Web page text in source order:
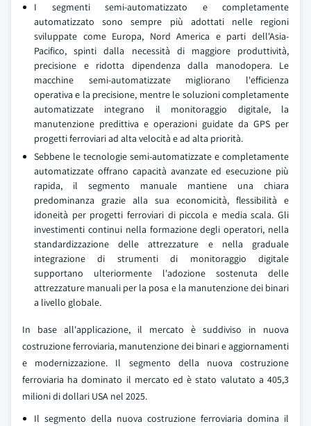
I segmenti semi-automatizzato e completamente
automatizzato sono sempre più adottati nelle regioni
sviluppate come Europa, Nord America e parti dell'Asia-
Pacifico, spinti dalla necessità di maggiore produttività,
precisione e ridotta dipendenza dalla manodopera. Le
macchine semi-automatizzate migliorano l'efficienza
operativa e la precisione, mentre le soluzioni completamente
automatizzate integrano il monitoraggio digitale, la
manutenzione predittiva e operazioni guidate da GPS per
progetti ferroviari ad alta velocità e ad alta priorità.
Sebbene le tecnologie semi-automatizzate e completamente
automatizzate offrano capacità avanzate ed esecuzione più
rapida, il segmento manuale mantiene una chiara
predominanza grazie alla sua economicità, flessibilità e
idoneità per progetti ferroviari di piccola e media scala. Gli
investimenti continui nella formazione degli operatori, nella
standardizzazione delle attrezzature e nella graduale
integrazione di strumenti di monitoraggio digitale
supportano ulteriormente l'adozione sostenuta delle
attrezzature manuali per la posa e la manutenzione dei binari
a livello globale.
In base all'applicazione, il mercato è suddiviso in nuova
costruzione ferroviaria, manutenzione dei binari e aggiornamenti
e modernizzazione. Il segmento della nuova costruzione
ferroviaria ha dominato il mercato ed è stato valutato a 405,3
milioni di dollari USA nel 2025.
Il segmento della nuova costruzione ferroviaria domina il